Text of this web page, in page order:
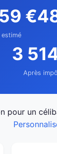
€
estimé
3
Après
pour un